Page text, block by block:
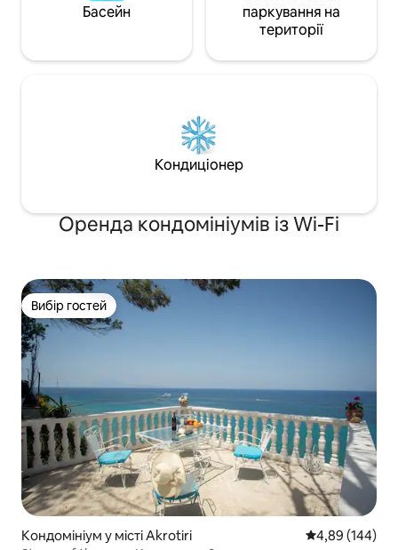
Басейн
паркування на
території
Кондиціонер
Оренда кондомініумів із Wi-Fi
Вибір гостей
Вибір гостей
Кондомініум у місті Akrotiri Середня
4,89 (144)